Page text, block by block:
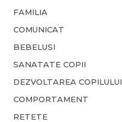
FAMILIA
COMUNICAT
BEBELUSI
SANATATE COPII
DEZVOLTAREA COPILULUI
COMPORTAMENT
RETETE